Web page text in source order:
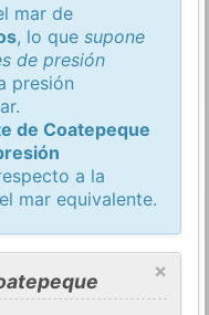
mar de
, lo quesupone
de presión
presión
de Coatepeque
a la
mar equivalente.
×